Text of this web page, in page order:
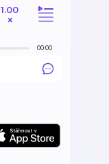
1.00
×
00:00